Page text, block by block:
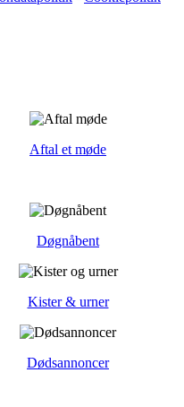
Aftal et møde
Døgnåbent
Kister & urner
Dødsannoncer